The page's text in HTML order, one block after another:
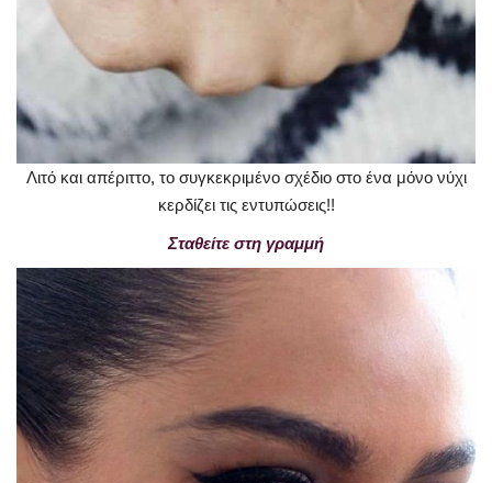
Λιτό και απέριττο, το συγκεκριμένο σχέδιο στο ένα μόνο νύχι
κερδίζει τις εντυπώσεις!!
Σταθείτε στη γραμμή